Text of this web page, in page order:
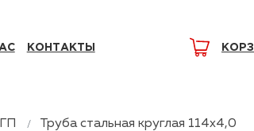
КОНТАКТЫ
Труба стальная круглая 114x4,0